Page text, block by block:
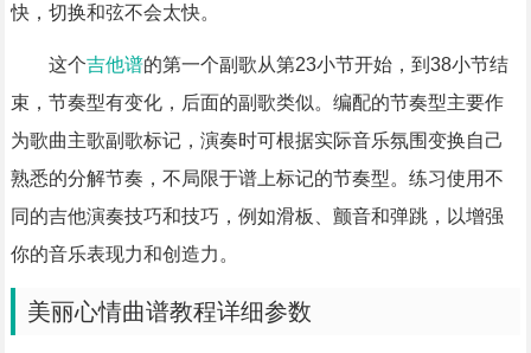
快，切换和弦不会太快。
这个吉他谱的第一个副歌从第23小节开始，到38小节结
束，节奏型有变化，后面的副歌类似。编配的节奏型主要作
为歌曲主歌副歌标记，演奏时可根据实际音乐氛围变换自己
熟悉的分解节奏，不局限于谱上标记的节奏型。练习使用不
同的吉他演奏技巧和技巧，例如滑板、颤音和弹跳，以增强
你的音乐表现力和创造力。
美丽心情曲谱教程详细参数